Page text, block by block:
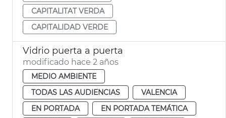
CAPITALITAT VERDA
CAPITALIDAD VERDE
Vidrio puerta a puerta
modificado hace 2 años
MEDIO AMBIENTE
TODAS LAS AUDIENCIAS
VALENCIA
EN PORTADA
EN PORTADA TEMÁTICA